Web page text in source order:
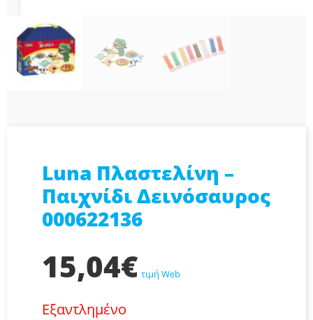
Luna Πλαστελίνη –
Παιχνίδι Δεινόσαυρος
000622136
15,04€ τιμή Web
Εξαντλημένο